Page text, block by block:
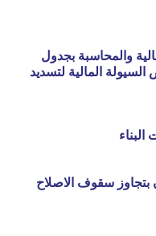
والمحاسبة بجدول
السيولة المالية لتسديد
سقوف الاصلاح